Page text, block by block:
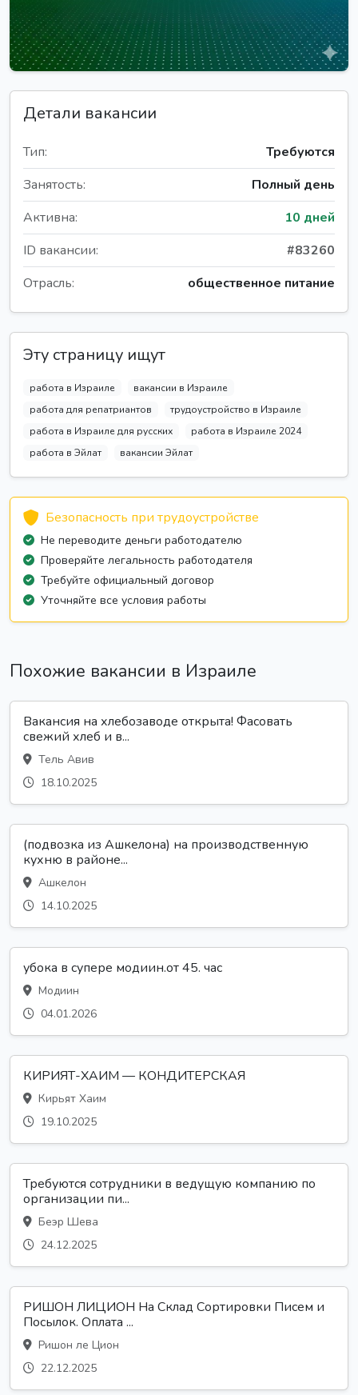
Детали вакансии
Тип:
Требуются
Занятость:
Полный день
Активна:
10 дней
ID вакансии:
#83260
Отрасль:
общественное питание
Эту страницу ищут
работа в Израиле
вакансии в Израиле
работа для репатриантов
трудоустройство в Израиле
работа в Израиле для русских
работа в Израиле 2024
работа в Эйлат
вакансии Эйлат
Безопасность при трудоустройстве
Не переводите деньги работодателю
Проверяйте легальность работодателя
Требуйте официальный договор
Уточняйте все условия работы
Похожие вакансии в Израиле
Вакансия на хлебозаводе открыта! Фасовать
свежий хлеб и в...
Тель Авив
18.10.2025
(подвозка из Ашкелона) на производственную
кухню в районе...
Ашкелон
14.10.2025
убока в супере модиин.от 45. час
Модиин
04.01.2026
КИРИЯТ-ХАИМ — КОНДИТЕРСКАЯ
Кирьят Хаим
19.10.2025
Требуются сотрудники в ведущую компанию по
организации пи...
Беэр Шева
24.12.2025
РИШОН ЛИЦИОН На Склад Сортировки Писем и
Посылок. Оплата ...
Ришон ле Цион
22.12.2025